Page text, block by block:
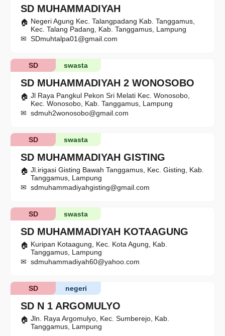
SD MUHAMMADIYAH
Negeri Agung Kec. Talangpadang Kab. Tanggamus,
Kec. Talang Padang, Kab. Tanggamus, Lampung
SDmuhtalpa01@gmail.com
SD MUHAMMADIYAH 2 WONOSOBO
swasta
SD
Jl Raya Pangkul Pekon Sri Melati Kec. Wonosobo,
Kec. Wonosobo, Kab. Tanggamus, Lampung
sdmuh2wonosobo@gmail.com
SD MUHAMMADIYAH GISTING
swasta
SD
Jl.irigasi Gisting Bawah Tanggamus, Kec. Gisting, Kab.
Tanggamus, Lampung
sdmuhammadiyahgisting@gmail.com
SD MUHAMMADIYAH KOTAAGUNG
swasta
SD
Kuripan Kotaagung, Kec. Kota Agung, Kab.
Tanggamus, Lampung
sdmuhammadiyah60@yahoo.com
SD N 1 ARGOMULYO
negeri
SD
Jln. Raya Argomulyo, Kec. Sumberejo, Kab.
Tanggamus, Lampung